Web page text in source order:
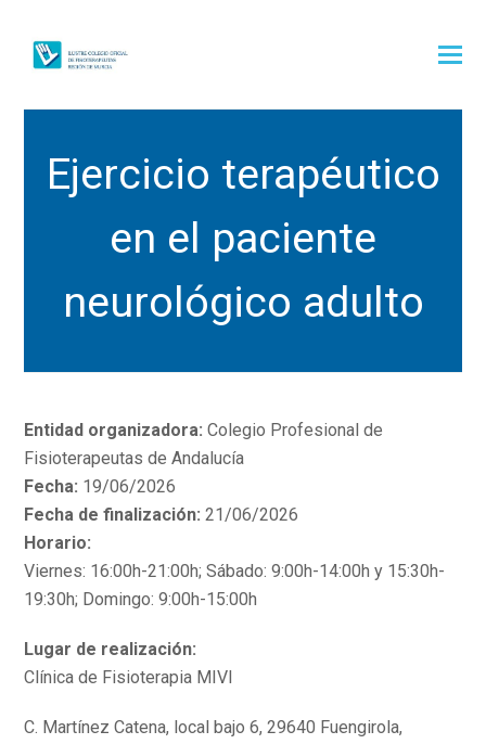
Ejercicio terapéutico
en el paciente
neurológico adulto
Entidad organizadora: Colegio Profesional de
Fisioterapeutas de Andalucía
Fecha: 19/06/2026
Fecha de finalización: 21/06/2026
Horario:
Viernes: 16:00h-21:00h; Sábado: 9:00h-14:00h y 15:30h-
19:30h; Domingo: 9:00h-15:00h
Lugar de realización:
Clínica de Fisioterapia MIVI
C. Martínez Catena, local bajo 6, 29640 Fuengirola,